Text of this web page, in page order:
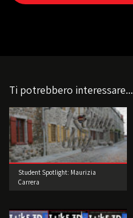
Ti potrebbero interessare...
Student Spotlight: Maurizia
Carrera